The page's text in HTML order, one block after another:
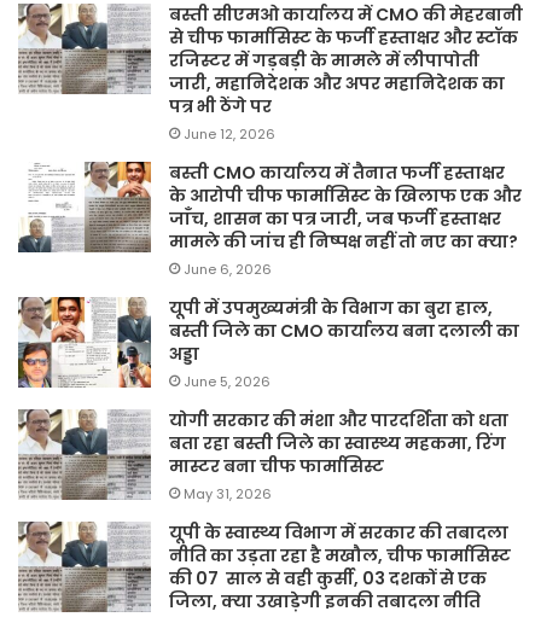
बस्ती सीएमओ कार्यालय में CMO की मेहरबानी
से चीफ फार्मासिस्ट के फर्जी हस्ताक्षर और स्टॉक
रजिस्टर में गड़बड़ी के मामले में लीपापोती
जारी, महानिदेशक और अपर महानिदेशक का
पत्र भी ठेंगे पर
June 12, 2026
बस्ती CMO कार्यालय में तैनात फर्जी हस्ताक्षर
के आरोपी चीफ फार्मासिस्ट के खिलाफ एक और
जाँच, शासन का पत्र जारी, जब फर्जी हस्ताक्षर
मामले की जांच ही निष्पक्ष नहीं तो नए का क्या?
June 6, 2026
यूपी में उपमुख्यमंत्री के विभाग का बुरा हाल,
बस्ती जिले का CMO कार्यालय बना दलाली का
अड्डा
June 5, 2026
योगी सरकार की मंशा और पारदर्शिता को धता
बता रहा बस्ती जिले का स्वास्थ्य महकमा, रिंग
मास्टर बना चीफ फार्मासिस्ट
May 31, 2026
यूपी के स्वास्थ्य विभाग में सरकार की तबादला
नीति का उड़ता रहा है मखौल, चीफ फार्मासिस्ट
की 07 साल से वही कुर्सी, 03 दशकों से एक
जिला, क्या उखाड़ेगी इनकी तबादला नीति